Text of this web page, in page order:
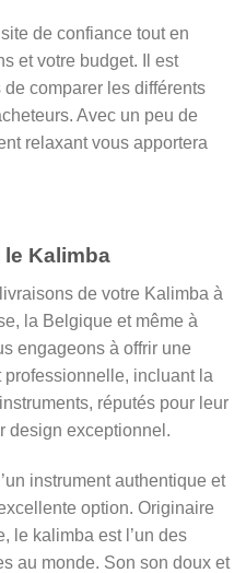
de confiance tout en
et votre budget. Il est
comparer les différents
Avec un peu de
relaxant vous apportera
Kalimba
de votre Kalimba à
la Belgique et même à
engageons à offrir une
incluant la
réputés pour leur
design exceptionnel.
instrument authentique et
option. Originaire
le kalimba est l’un des
au monde. Son son doux et